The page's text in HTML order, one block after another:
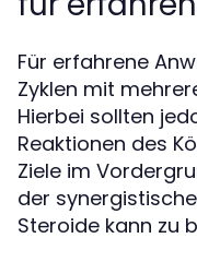
Für erfahrene
Zyklen mit
Hierbei sollten
Reaktionen des
Ziele im
der
Steroide kann zu